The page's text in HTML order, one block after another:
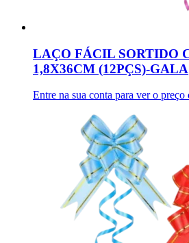
LAÇO FÁCIL SORTIDO
1,8X36CM (12PÇS)-GALA
Entre na sua conta para ver o preço